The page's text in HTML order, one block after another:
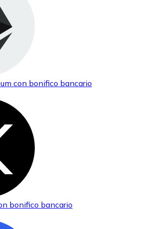
con bonifico bancario
bonifico bancario